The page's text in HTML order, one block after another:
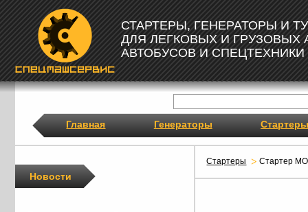
СТАРТЕРЫ, ГЕНЕРАТОРЫ И
ДЛЯ ЛЕГКОВЫХ И ГРУЗОВЫХ
АВТОБУСОВ И СПЕЦТЕХНИКИ
Главная Генераторы Стартеры
Стартеры Стартер
Новости